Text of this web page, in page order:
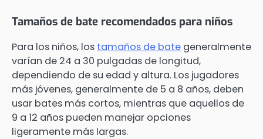
Tamaños de bate recomendados para niños
Para los niños, los tamaños de bate generalmente
varían de 24 a 30 pulgadas de longitud,
dependiendo de su edad y altura. Los jugadores
más jóvenes, generalmente de 5 a 8 años, deben
usar bates más cortos, mientras que aquellos de
9 a 12 años pueden manejar opciones
ligeramente más largas.